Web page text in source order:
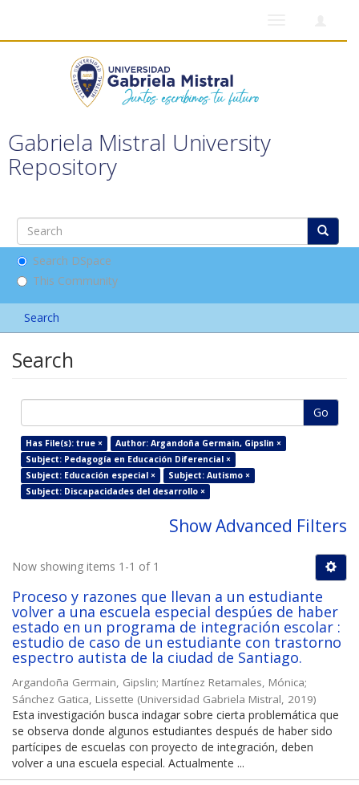
Gabriela Mistral University
Repository
Search DSpace
This Community
Search
Search
Go
Has File(s): true ×
Author: Argandoña Germain, Gipslin ×
Subject: Pedagogía en Educación Diferencial ×
Subject: Educación especial ×
Subject: Autismo ×
Subject: Discapacidades del desarrollo ×
Show Advanced Filters
Now showing items 1-1 of 1
Proceso y razones que llevan a un estudiante
volver a una escuela especial despúes de haber
estado en un programa de integración escolar :
estudio de caso de un estudiante con trastorno
espectro autista de la ciudad de Santiago.
Argandoña Germain, Gipslin; Martínez Retamales, Mónica;
Sánchez Gatica, Lissette (Universidad Gabriela Mistral, 2019)
Esta investigación busca indagar sobre cierta problemática que
se observa donde algunos estudiantes después de haber sido
partícipes de escuelas con proyecto de integración, deben
volver a una escuela especial. Actualmente ...